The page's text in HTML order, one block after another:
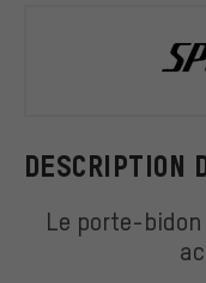
DESCRIPTION
Le porte-bidon